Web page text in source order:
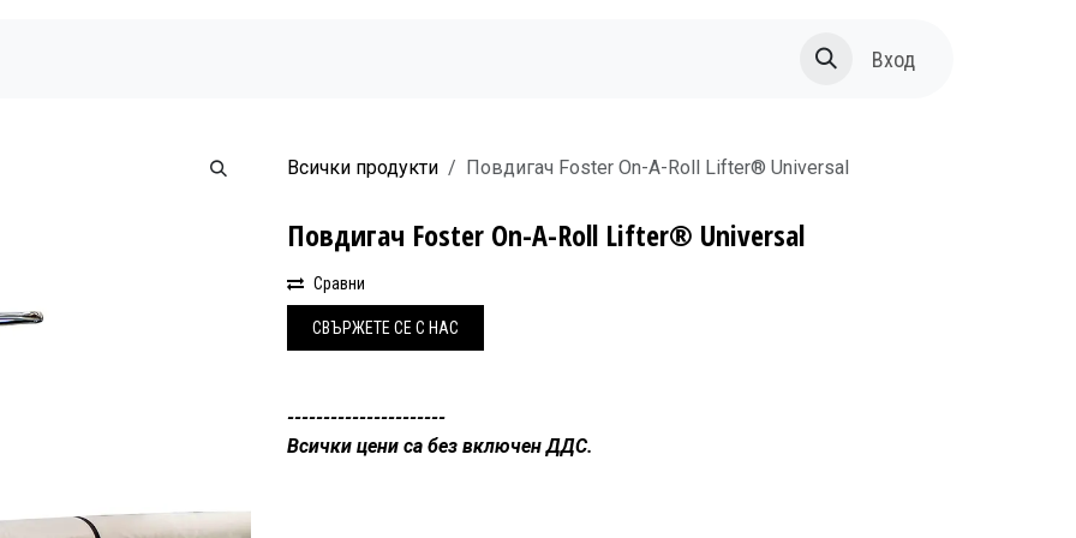
Вход
Всички продукти Повдигач Foster On-A-Roll Lifter® Universal
Повдигач Foster On-A-Roll Lifter® Universal
Сравни
СВЪРЖЕТ​Е СЕ С НАС
----------------------
Всички цени са без включен ДДС.